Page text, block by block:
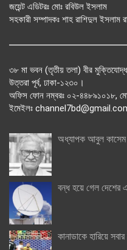
জয়েন্ট এডিটরঃ মোঃ রবিউল ইসলাম
সহকারী সম্পাদকঃ শাহ রাশিদুল ইসলাম
৩৮ মা ভবন (তৃতীয় তলা) বীর
উত্তরা পূর্ব, ঢাকা-১২৩০।
অফিস ফোন নম্বরঃ ০২-৪৪৮৯১০১৮,
ইমেইলঃ
অধ্যাপক আবুল
বন্ধ হয়ে গেল দেশের
কানাডাকে হারিয়ে